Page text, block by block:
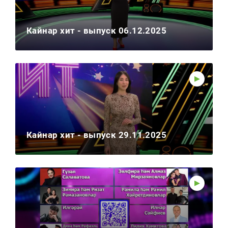
Кайнар хит - выпуск 06.12.2025
Кайнар хит - выпуск 29.11.2025